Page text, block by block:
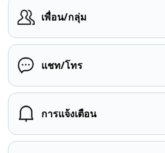
เพื่อน/กลุ่ม
แชท/โทร
การแจ้งเตือน